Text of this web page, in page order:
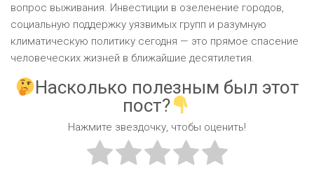
вопрос выживания. Инвестиции в озеленение городов,
социальную поддержку уязвимых групп и разумную
климатическую политику сегодня — это прямое спасение
человеческих жизней в ближайшие десятилетия.
Насколько полезным был этот
пост?
Нажмите звездочку, чтобы оценить!